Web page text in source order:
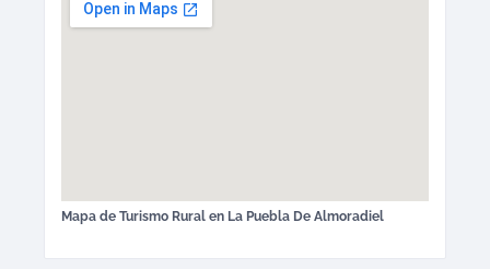
Mapa de Turismo Rural en La Puebla De Almoradiel